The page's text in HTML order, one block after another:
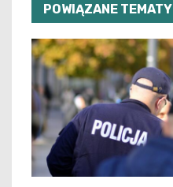
POWIĄZANE TEMATY